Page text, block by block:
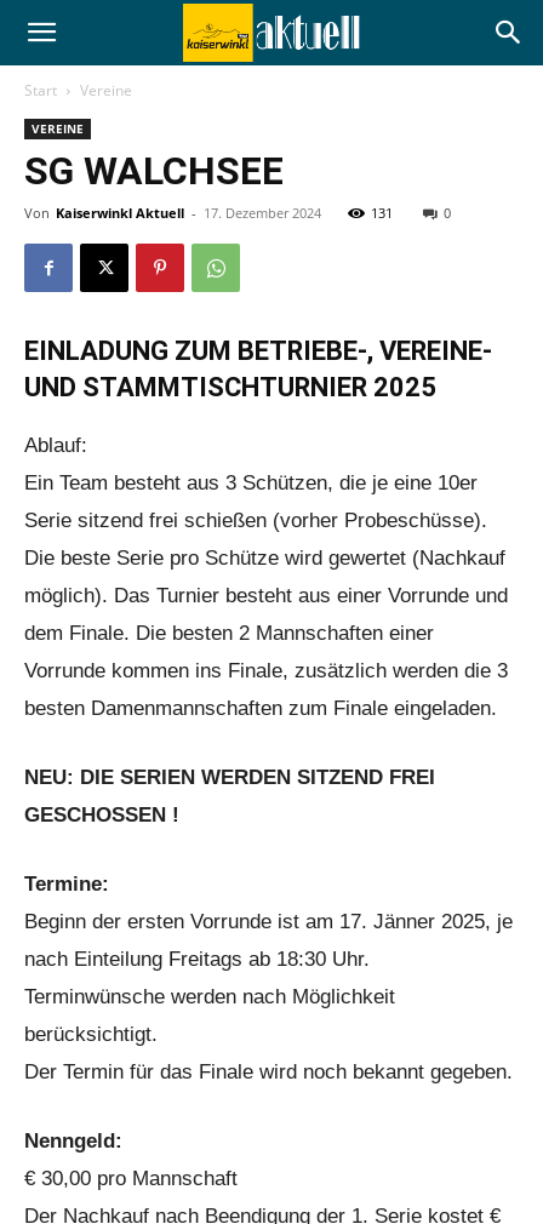
Start Vereine
VEREINE
SG WALCHSEE
Von Kaiserwinkl Aktuell - 17. Dezember 2024 131 0
EINLADUNG ZUM BETRIEBE-, VEREINE-
UND STAMMTISCHTURNIER 2025
Ablauf:
Ein Team besteht aus 3 Schützen, die je eine 10er
Serie sitzend frei schießen (vorher Probeschüsse).
Die beste Serie pro Schütze wird gewertet (Nachkauf
möglich). Das Turnier besteht aus einer Vorrunde und
dem Finale. Die besten 2 Mannschaften einer
Vorrunde kommen ins Finale, zusätzlich werden die 3
besten Damenmannschaften zum Finale eingeladen.
NEU: DIE SERIEN WERDEN SITZEND FREI
GESCHOSSEN !
Termine:
Beginn der ersten Vorrunde ist am 17. Jänner 2025, je
nach Einteilung Freitags ab 18:30 Uhr.
Terminwünsche werden nach Möglichkeit
berücksichtigt.
Der Termin für das Finale wird noch bekannt gegeben.
Nenngeld:
€ 30,00 pro Mannschaft
Der Nachkauf nach Beendigung der 1. Serie kostet €